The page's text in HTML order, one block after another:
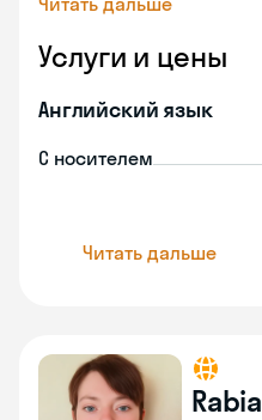
Услуги и цены
Английский язык
С носителем
Читать дальше
Rabia